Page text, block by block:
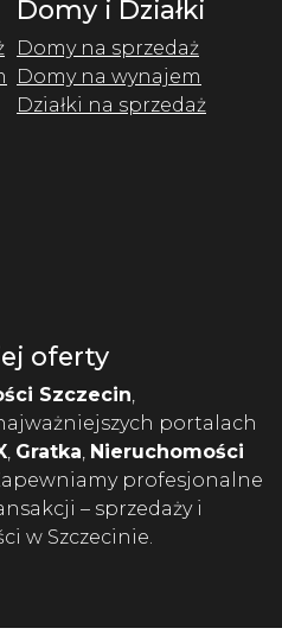
Domy i Działki
Domy na sprzedaż
Domy na wynajem
Działki na sprzedaż
oferty
Szczecin,
portalach
, Gratka, Nieruchomości
profesjonalne
– sprzedaży i
w Szczecinie.